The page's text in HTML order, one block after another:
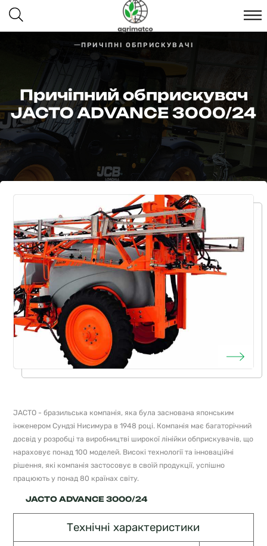
ПРИЧІПНІ ОБПРИСКУВАЧІ
Причіпний обприскувач
JACTO ADVANCE 3000/24
JACTO - бразильська компанія, яка була заснована японським
інженером Сундзі Нисимура в 1948 році. Компанія має багаторічний
досвід у розробці та виробництві широкої лінійки обприскувачів, що
нараховує понад 100 моделей. Високі технології та інноваційні
рішення, які компанія застосовує в своїй продукції, успішно
працюють у понад 80 країнах світу.
JACTO ADVANCE 3000/24
Технічні характеристики